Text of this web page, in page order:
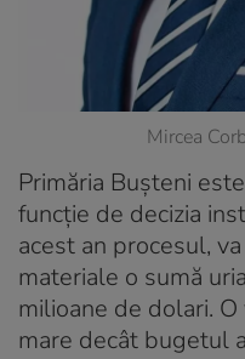
Mircea
Primăria Bușteni
funcție de decizia
acest an procesul,
materiale o sumă
milioane de dolari.
mare decât bugetul